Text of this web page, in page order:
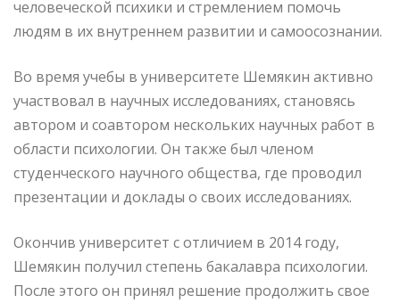
человеческой психики и стремлением помочь
людям в их внутреннем развитии и самоосознании.
Во время учебы в университете Шемякин активно
участвовал в научных исследованиях, становясь
автором и соавтором нескольких научных работ в
области психологии. Он также был членом
студенческого научного общества, где проводил
презентации и доклады о своих исследованиях.
Окончив университет с отличием в 2014 году,
Шемякин получил степень бакалавра психологии.
После этого он принял решение продолжить свое